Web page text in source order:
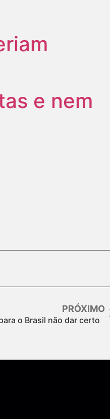
e nem
PRÓXIMO
o Brasil não dar certo